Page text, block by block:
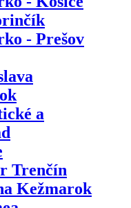
- Prešov
a
Trenčín
Kežmarok